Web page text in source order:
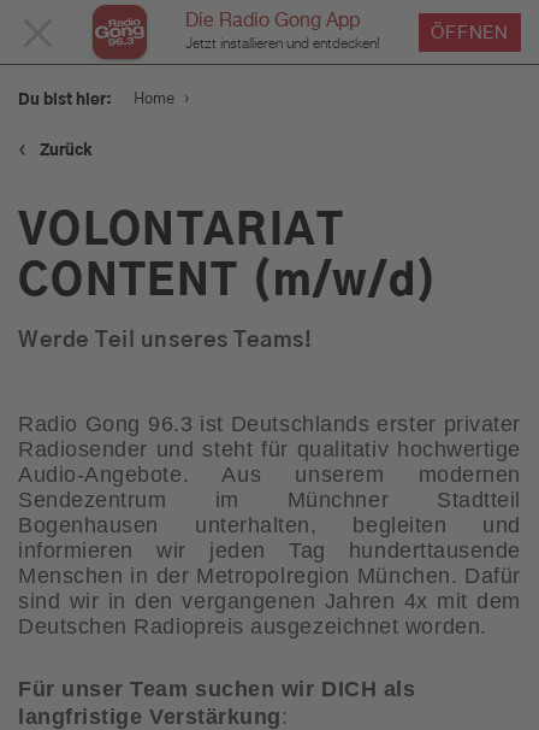
Die Radio Gong App
Jetzt installieren und entdecken!
ÖFFNEN
SCHLIESSEN
Programm
Werbung
Musik
Du bist hier: Home ›
‹ Zurück
VOLONTARIAT
CONTENT (m/w/d)
Werde Teil unseres Teams!
Radio Gong 96.3 ist Deutschlands erster privater
Radiosender und steht für qualitativ hochwertige
Audio-Angebote. Aus unserem modernen
Sendezentrum im Münchner Stadtteil
Bogenhausen unterhalten, begleiten und
informieren wir jeden Tag hunderttausende
Menschen in der Metropolregion München. Dafür
sind wir in den vergangenen Jahren 4x mit dem
Deutschen Radiopreis ausgezeichnet worden.
Für unser Team suchen wir DICH als
langfristige Verstärkung :